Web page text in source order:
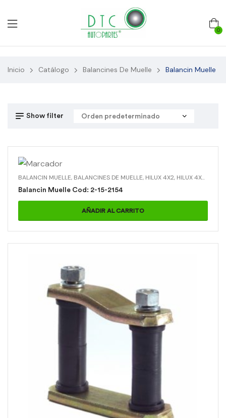
0
Inicio Catálogo Balancines De Muelle Balancin Muelle
Show filter
BALANCIN MUELLE, BALANCINES DE MUELLE, HILUX 4X2, HILUX 4X4
Balancin Muelle Cod: 2-15-2154
AÑADIR AL CARRITO